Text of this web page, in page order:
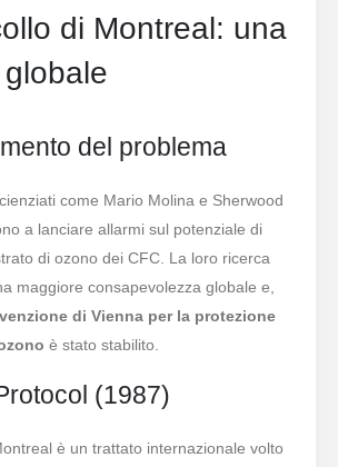
di Montreal: una
del problema
come Mario Molina e Sherwood
a lanciare allarmi sul potenziale di
di ozono dei CFC. La loro ricerca
maggiore consapevolezza globale e,
di Vienna per la protezione
è stato stabilito.
(1987)
è un trattato internazionale volto